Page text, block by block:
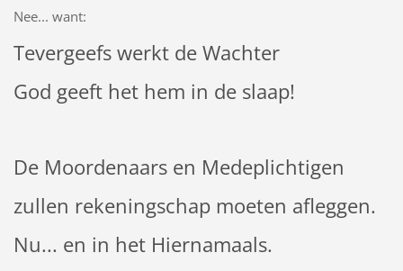
Nee... want:
Tevergeefs werkt de Wachter
God geeft het hem in de slaap!
De Moordenaars en Medeplichtigen
zullen rekeningschap moeten afleggen.
Nu... en in het Hiernamaals.